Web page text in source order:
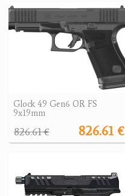
Glock 49 Gen6 OR FS
9x19mm
826.61 €
826.61 €